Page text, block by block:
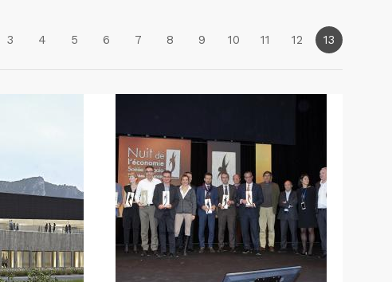
3 4 5 6 7 8 9 10 11 12 13